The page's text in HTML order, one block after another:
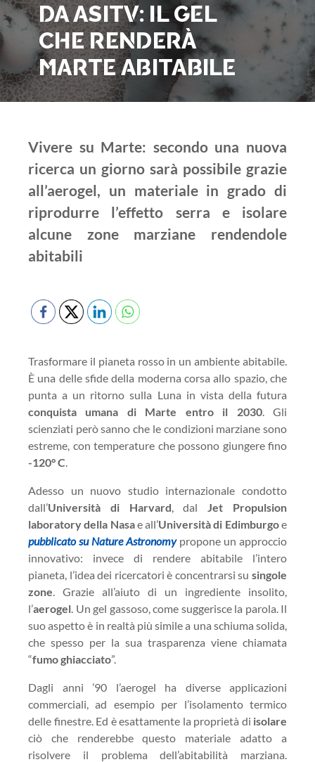
DA ASITV: IL GEL
CHE RENDERÀ
MARTE ABITABILE
Vivere su Marte: secondo una nuova
ricerca un giorno sarà possibile grazie
all’aerogel, un materiale in grado di
riprodurre l’effetto serra e isolare
alcune zone marziane rendendole
abitabili
Trasformare il pianeta rosso in un ambiente abitabile.
È una delle sfide della moderna corsa allo spazio, che
punta a un ritorno sulla Luna in vista della futura
conquista umana di Marte entro il 2030. Gli
scienziati però sanno che le condizioni marziane sono
estreme, con temperature che possono giungere fino
-120° C.
Adesso un nuovo studio internazionale condotto
dall’Università di Harvard, dalJet Propulsion
laboratory della Nasae all’Università di Edimburgoe
pubblicato su Nature Astronomypropone un approccio
innovativo: invece di rendere abitabile l’intero
pianeta, l’idea dei ricercatori è concentrarsi su singole
zone. Grazie all’aiuto di un ingrediente insolito,
l’aerogel. Un gel gassoso, come suggerisce la parola. Il
suo aspetto è in realtà più simile a una schiuma solida,
che spesso per la sua trasparenza viene chiamata
“fumo ghiacciato”.
Dagli anni ’90 l’aerogel ha diverse applicazioni
commerciali, ad esempio per l’isolamento termico
delle finestre. Ed è esattamente la proprietà di isolare
ciò che renderebbe questo materiale adatto a
risolvere il problema dell’abitabilità marziana.